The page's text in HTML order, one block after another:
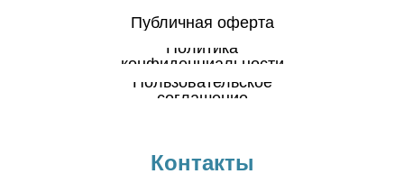
Публичная оферта
Пользовательское
соглашение
Политика
конфиденциальности
Контакты